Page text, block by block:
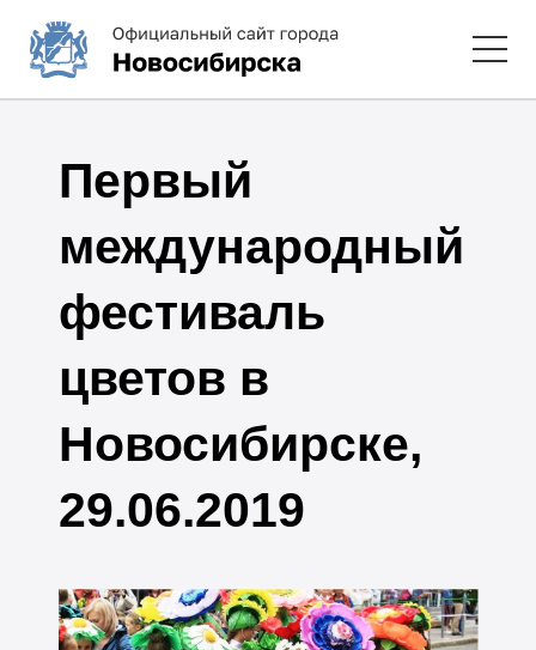
Первый
международный
фестиваль
цветов в
Новосибирске,
29.06.2019